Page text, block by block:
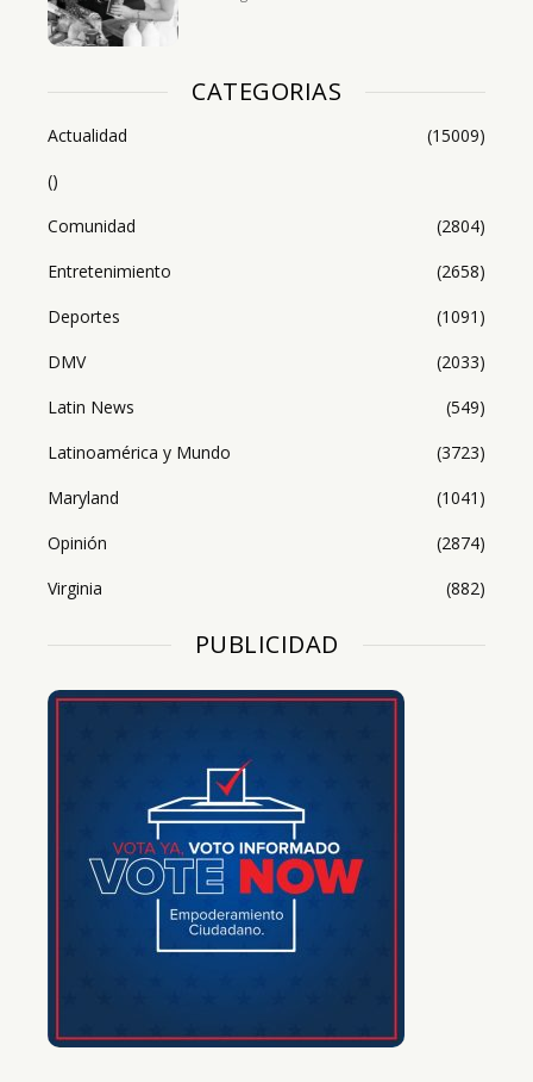
CATEGORIAS
Actualidad
(15009)
()
Comunidad
(2804)
Entretenimiento
(2658)
Deportes
(1091)
DMV
(2033)
Latin News
(549)
Latinoamérica y Mundo
(3723)
Maryland
(1041)
Opinión
(2874)
Virginia
(882)
PUBLICIDAD